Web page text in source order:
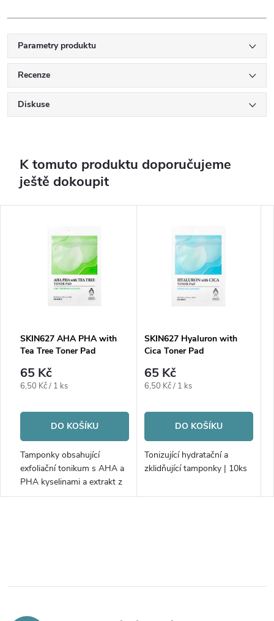
Parametry produktu
Recenze
Diskuse
K tomuto produktu doporučujeme
ještě dokoupit
SKIN627 AHA PHA with
Tea Tree Toner Pad
65 Kč
Měrná
6,50 Kč / 1 ks
DO KOŠÍKU
Tamponky obsahující
exfoliační tonikum s AHA a
PHA kyselinami a extrakt z
čajovníku | 10ks
SKIN627 Hyaluron with
Cica Toner Pad
65 Kč
Měrná
6,50 Kč / 1 ks
DO KOŠÍKU
Tonizující hydratační a
zklidňující tamponky | 10ks